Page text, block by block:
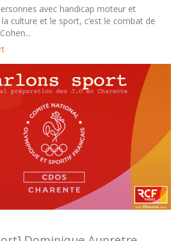
avec handicap moteur et
culture et le sport, c’est le combat de